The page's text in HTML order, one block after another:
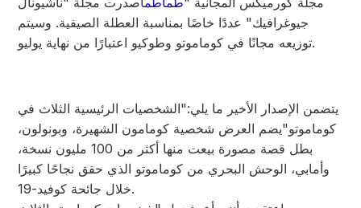
جيوغرافيك" عددًا خاصًا بمناسبة العطلة الصيفية. وسيتم
توزيعه مجانًا في كوماموتو وطوكيو اعتبارًا من نهاية يوليو.
يتضمن الإصدار الأخير ما يلي:"الشخصيات الرئيسية الثلاث في
كوماموتو"يضم العرض شخصية كومامون الشهيرة، وبونولون،
بطل قصة مصورة بيعت منها أكثر من 100 مليون نسخة،
وأمابي، الوحش البحري من كوماموتو الذي حقق نجاحًا كبيرًا
خلال جائحة كوفيد-19.